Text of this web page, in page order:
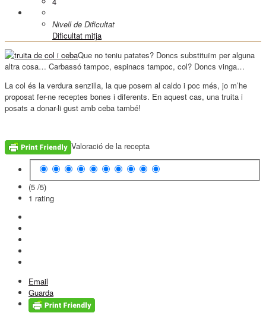
Nivell de Dificultat
Dificultat mitja
Que no teniu patates? Doncs substituïm per alguna
altra cosa… Carbassó tampoc, espinacs tampoc, col? Doncs vinga…
La col és la verdura senzilla, la que posem al caldo i poc més, jo m’he
proposat fer-ne receptes bones i diferents. En aquest cas, una truita i
posats a donar-li gust amb ceba també!
Valoració de la recepta
(5 /5)
1 rating
Email
Guarda